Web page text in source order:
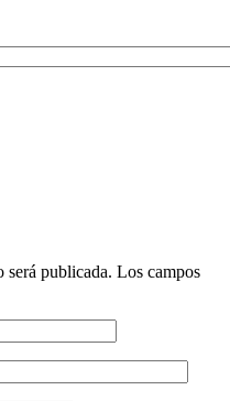
será publicada. Los campos